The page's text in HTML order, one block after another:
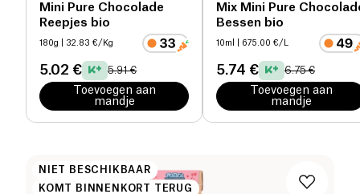
Mini Pure Chocolade
Reepjes bio
180g | 32.83 €/Kg
5.02 € 5.91 €
Toevoegen aan
mandje
Mix Mini Pure
Bessen bio
10ml | 675.00 €/L
5.74 € 6.75 €
Toevoegen aan
mandje
NIET BESCHIKBAAR
KOMT BINNENKORT TERUG